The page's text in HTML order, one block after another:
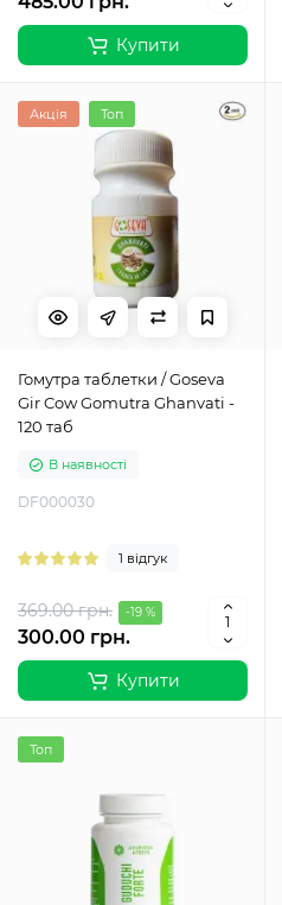
Купити
Акція Топ
Гомутра таблетки / Goseva
Gir Cow Gomutra Ghanvati -
120 таб
В наявності
DF000030
1 відгук
369.00 грн. -19 %
300.00 грн.
Купити
Топ